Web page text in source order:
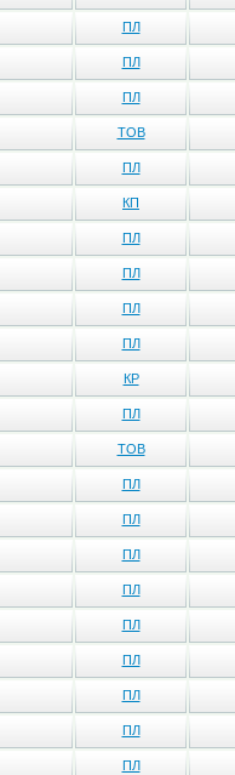
ПЛ
ПЛ
ПЛ
ТОВ
ПЛ
КП
ПЛ
ПЛ
ПЛ
ПЛ
КР
ПЛ
ТОВ
ПЛ
ПЛ
ПЛ
ПЛ
ПЛ
ПЛ
ПЛ
ПЛ
ПЛ